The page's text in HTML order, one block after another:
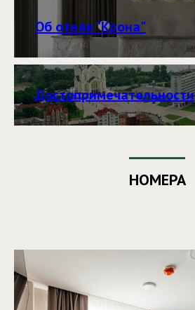
Об отеле "Крона"
Достопримечательности
НОМЕРА